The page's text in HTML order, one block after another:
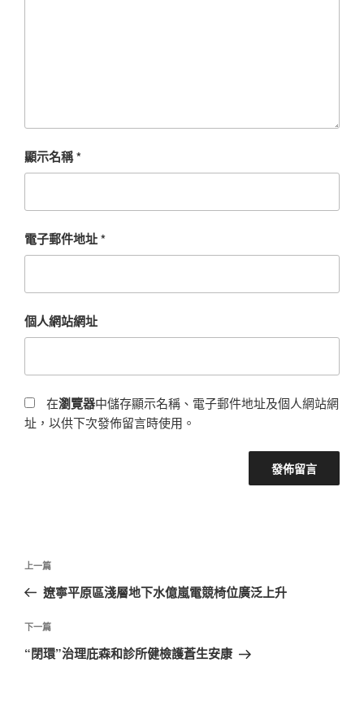
顯示名稱*
電子郵件地址*
個人網站網址
在瀏覽器中儲存顯示名稱、電子郵件地址及個人網站網
址，以供下次發佈留言時使用。
文
導
覽
上
一
文
章
上一篇
遼寧平原區淺層地下水億嵐電競椅位廣泛上升
下
一
下一篇
“閉環”治理庇森和診所健檢護蒼生安康